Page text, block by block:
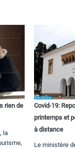
rien de
la
Covid-19:
printemps et
à distance
Le ministère